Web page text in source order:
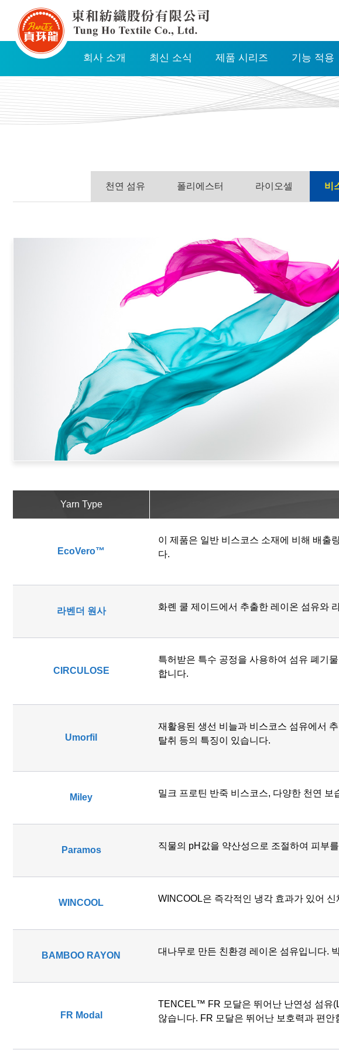
TUNG
HO
TEXTILE
CO.,
Navigation
회사 소개 최신 소식 제품 시리즈 기능 적용
천연 섬유 폴리에스터 라이오셀 비
Yarn Type
EcoVero™
이 제품은 일반 비스코스 소재에 비해 배출
다.
라벤더 원사 화롄 쿨 제이드에서 추출한 레이온 섬유와
CIRCULOSE
특허받은 특수 공정을 사용하여 섬유 폐기
합니다.
Umorfil
재활용된 생선 비늘과 비스코스 섬유에서
탈취 등의 특징이 있습니다.
Miley 밀크 프로틴 반죽 비스코스, 다양한 천연
Paramos 직물의 pH값을 약산성으로 조절하여 피부
WINCOOL WINCOOL은 즉각적인 냉각 효과가 있어
BAMBOO RAYON 대나무로 만든 친환경 레이온 섬유입니다.
FR Modal
TENCEL™ FR 모달은 뛰어난 난연성 섬유
않습니다. FR 모달은 뛰어난 보호력과 편안